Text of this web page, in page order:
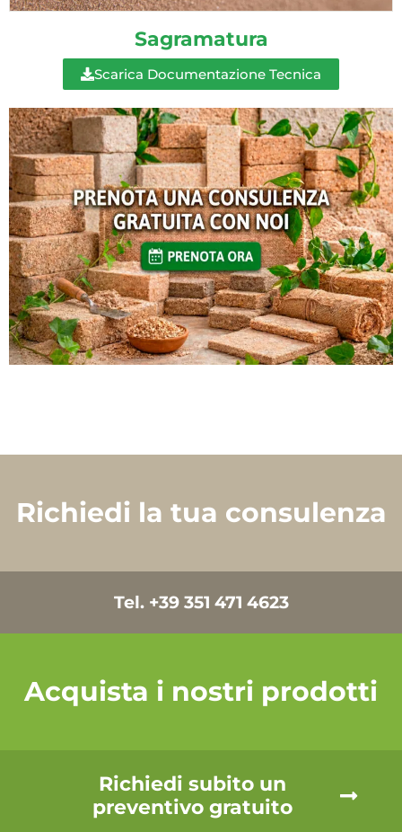
Sagramatura
Scarica Documentazione Tecnica
Richiedi la tua consulenza
Tel. +39 351 471 4623
Acquista i nostri prodotti
Richiedi subito un
preventivo gratuito